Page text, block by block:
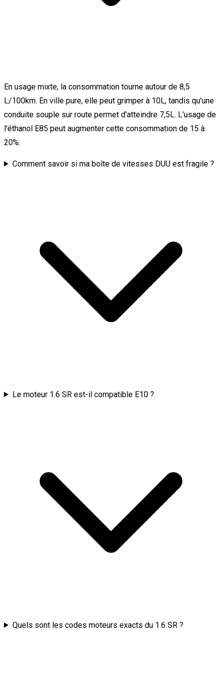
En usage mixte, la consommation tourne autour de 8,5
L/100km. En ville pure, elle peut grimper à 10L, tandis qu'une
conduite souple sur route permet d'atteindre 7,5L. L'usage de
l'éthanol E85 peut augmenter cette consommation de 15 à
20%.
Comment savoir si ma boîte de vitesses DUU est fragile ?
Le moteur 1.6 SR est-il compatible E10 ?
Quels sont les codes moteurs exacts du 1.6 SR ?